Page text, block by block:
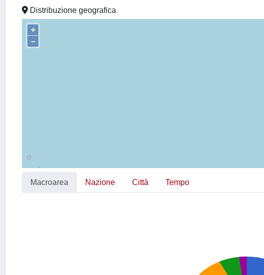
Distribuzione geografica
+
–
Macroarea Nazione Città Tempo